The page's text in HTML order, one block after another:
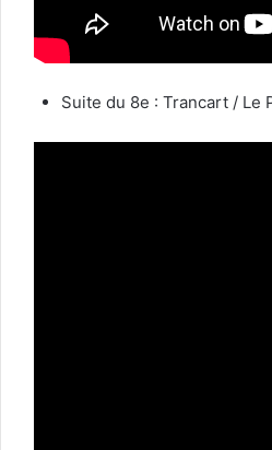
Suite du 8e : Trancart / Le